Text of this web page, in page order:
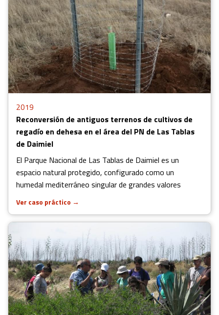
2019
Reconversión de antiguos terrenos de cultivos de
regadío en dehesa en el área del PN de Las Tablas
de Daimiel
El Parque Nacional de Las Tablas de Daimiel es un
espacio natural protegido, configurado como un
humedal mediterráneo singular de grandes valores
Ver caso práctico →